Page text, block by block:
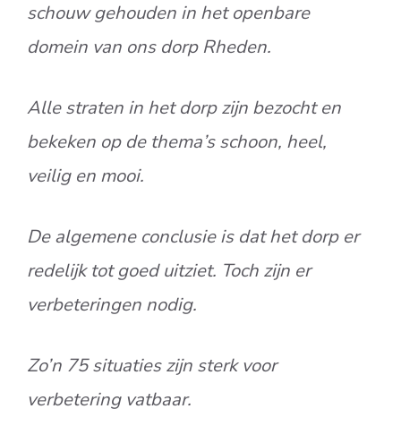
schouw gehouden in het openbare
domein van ons dorp Rheden.
Alle straten in het dorp zijn bezocht en
bekeken op de thema’s schoon, heel,
veilig en mooi.
De algemene conclusie is dat het dorp er
redelijk tot goed uitziet. Toch zijn er
verbeteringen nodig.
Zo’n 75 situaties zijn sterk voor
verbetering vatbaar.